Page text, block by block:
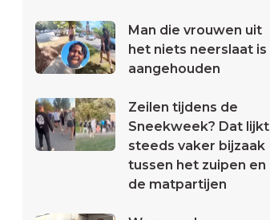
Man die vrouwen uit
het niets neerslaat is
aangehouden
Zeilen tijdens de
Sneekweek? Dat lijkt
steeds vaker bijzaak
tussen het zuipen en
de matpartijen